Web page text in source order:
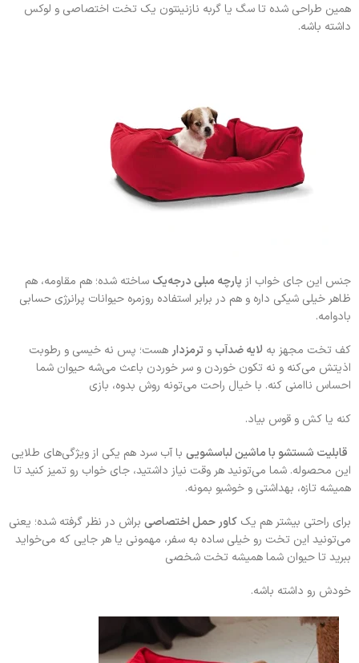
همین طراحی شده تا سگ یا گربه‌ نازنینتون یک تخت اختصاصی و لوکس
داشته باشه.
جنس این جای خواب از پارچه مبلی درجه‌یک ساخته شده؛ هم مقاومه، هم
ظاهر خیلی شیکی داره و هم در برابر استفاده روزمره حیوانات پرانرژی حسابی
بادوامه.
کف تخت مجهز به لایه ضد‌آب و ترمزدار هست؛ پس نه خیسی و رطوبت
اذیتش می‌کنه و نه تکون خوردن و سر خوردن باعث می‌شه حیوان شما
احساس ناامنی کنه. با خیال راحت می‌تونه روش بدوه، بازی
کنه یا کش و قوس بیاد.
قابلیت شستشو با ماشین لباسشویی با آب سرد هم یکی از ویژگی‌های طلایی
این محصوله. شما می‌تونید هر وقت نیاز داشتید، جای خواب رو تمیز کنید تا
همیشه تازه، بهداشتی و خوشبو بمونه.
برای راحتی بیشتر هم یک کاور حمل اختصاصی براش در نظر گرفته شده؛ یعنی
می‌تونید این تخت رو خیلی ساده به سفر، مهمونی یا هر جایی که می‌خواید
ببرید تا حیوان شما همیشه تخت شخصی
خودش رو داشته باشه.